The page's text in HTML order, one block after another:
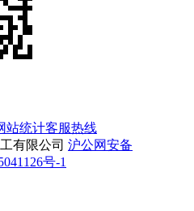
站统计客服热线
有限公司 沪公网安备
号-1